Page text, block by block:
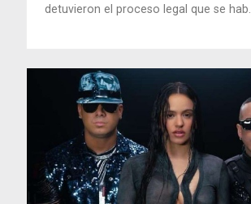
detuvieron el proceso legal que se hab...